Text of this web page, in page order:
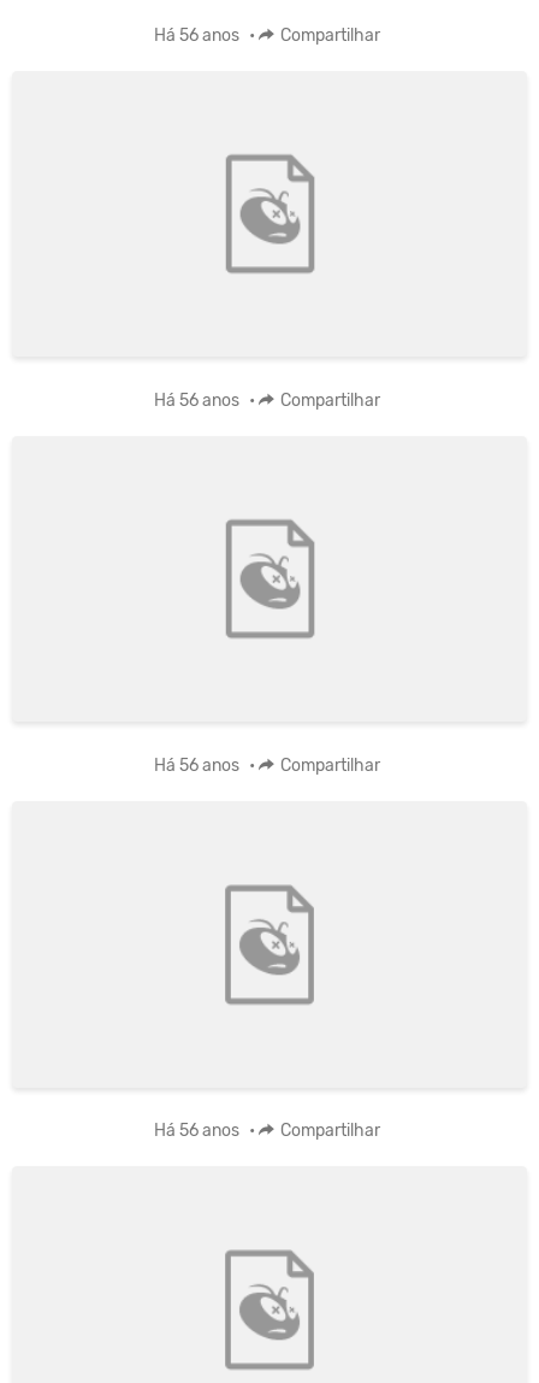
Há 56 anos • Compartilhar
Há 56 anos • Compartilhar
Há 56 anos • Compartilhar
Há 56 anos • Compartilhar